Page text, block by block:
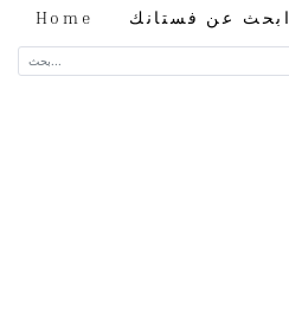
Home ابحث عن فستانك